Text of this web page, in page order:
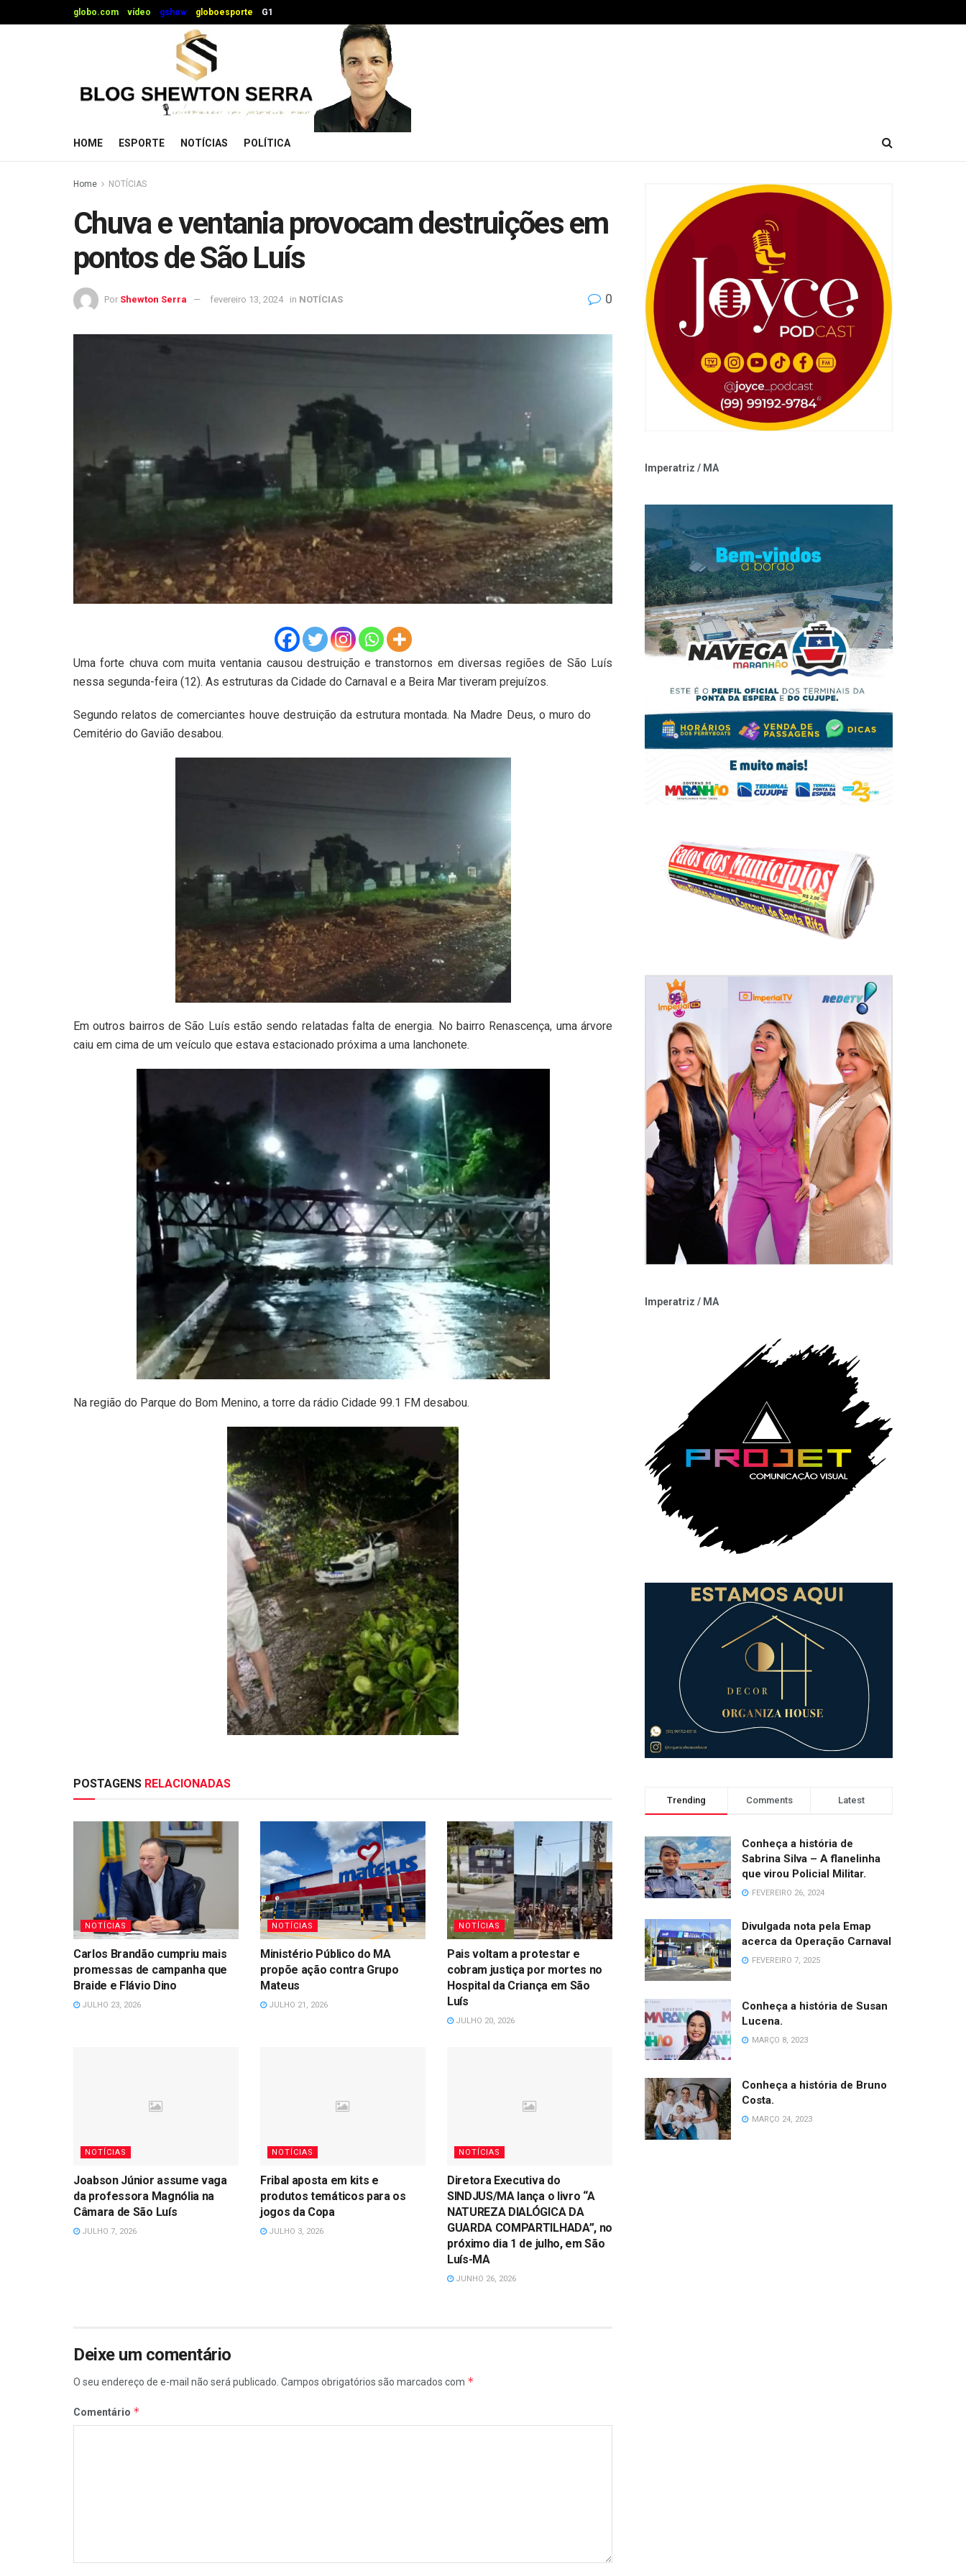
globo.com vídeo gshow globoesporte G1
HOME ESPORTE NOTÍCIAS POLÍTICA
Home NOTÍCIAS
Chuva e ventania provocam destruições em
pontos de São Luís
Por Shewton Serra fevereiro 13, 2024 in NOTÍCIAS 0
Uma forte chuva com muita ventania causou destruição e transtornos em diversas regiões de São Luís
nessa segunda-feira (12). As estruturas da Cidade do Carnaval e a Beira Mar tiveram prejuízos.
Segundo relatos de comerciantes houve destruição da estrutura montada. Na Madre Deus, o muro do
Cemitério do Gavião desabou.
Em outros bairros de São Luís estão sendo relatadas falta de energia. No bairro Renascença, uma árvore
caiu em cima de um veículo que estava estacionado próxima a uma lanchonete.
Na região do Parque do Bom Menino, a torre da rádio Cidade 99.1 FM desabou.
POSTAGENS RELACIONADAS
NOTÍCIAS
Carlos Brandão cumpriu mais
promessas de campanha que
Braide e Flávio Dino
JULHO 23, 2026
NOTÍCIAS
Ministério Público do MA
propõe ação contra Grupo
Mateus
JULHO 21, 2026
NOTÍCIAS
Pais voltam a protestar e
cobram justiça por mortes no
Hospital da Criança em São
Luís
JULHO 20, 2026
NOTÍCIAS
Joabson Júnior assume vaga
da professora Magnólia na
Câmara de São Luís
JULHO 7, 2026
NOTÍCIAS
Fribal aposta em kits e
produtos temáticos para os
jogos da Copa
JULHO 3, 2026
NOTÍCIAS
Diretora Executiva do
SINDJUS/MA lança o livro “A
NATUREZA DIALÓGICA DA
GUARDA COMPARTILHADA”, no
próximo dia 1 de julho, em São
Luís-MA
JUNHO 26, 2026
Deixe um comentário
O seu endereço de e-mail não será publicado. Campos obrigatórios são marcados com *
Comentário *
Imperatriz / MA
Imperatriz / MA
Trending Comments Latest
Conheça a história de
Sabrina Silva – A flanelinha
que virou Policial Militar.
FEVEREIRO 26, 2024
Divulgada nota pela Emap
acerca da Operação Carnaval
FEVEREIRO 7, 2025
Conheça a história de Susan
Lucena.
MARÇO 8, 2023
Conheça a história de Bruno
Costa.
MARÇO 24, 2023